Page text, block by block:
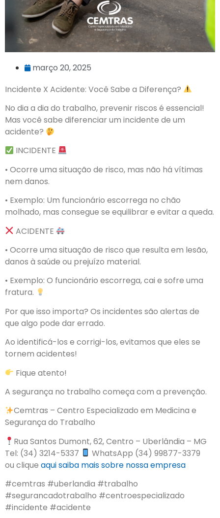
março 20, 2025
Incidente X Acidente: Você Sabe a Diferença?
No dia a dia do trabalho, prevenir riscos é essencial!
Mas você sabe diferenciar um incidente de um
acidente?
INCIDENTE
• Ocorre uma situação de risco, mas não há vítimas
nem danos.
• Exemplo: Um funcionário escorrega no chão
molhado, mas consegue se equilibrar e evitar a queda.
ACIDENTE
• Ocorre uma situação de risco que resulta em lesão,
danos à saúde ou prejuízo material.
• Exemplo: O funcionário escorrega, cai e sofre uma
fratura.
Por que isso importa? Os incidentes são alertas de
que algo pode dar errado.
Ao identificá-los e corrigi-los, evitamos que eles se
tornem acidentes!
Fique atento!
A segurança no trabalho começa com a prevenção.
Cemtras – Centro Especializado em Medicina e
Segurança do Trabalho
Rua Santos Dumont, 62, Centro – Uberlândia – MG
Tel: (34) 3214-5337
WhatsApp (34) 99877-3379
ou clique aquisaiba mais sobre nossa empresa
#cemtras #uberlandia #trabalho
#segurancadotrabalho #centroespecializado
#incidente #acidente